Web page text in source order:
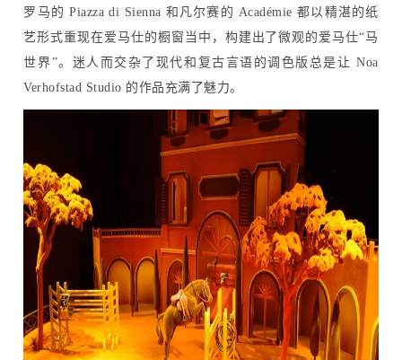
罗马的 Piazza di Sienna 和凡尔赛的 Académie 都以精湛的纸
艺形式重现在爱马仕的橱窗当中，构建出了微观的爱马仕“马
世界”。迷人而交杂了现代和复古言语的调色版总是让 Noa
Verhofstad Studio 的作品充满了魅力。